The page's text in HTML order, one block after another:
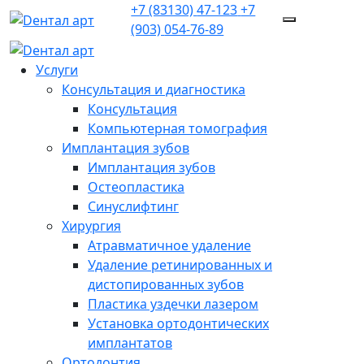
+7 (83130)47-123+7
(903)054-76-89
Услуги
Консультация и диагностика
Консультация
Компьютерная томография
Имплантация зубов
Имплантация зубов
Остеопластика
Синуслифтинг
Хирургия
Атравматичное удаление
Удаление ретинированных и
дистопированных зубов
Пластика уздечки лазером
Установка ортодонтических
имплантатов